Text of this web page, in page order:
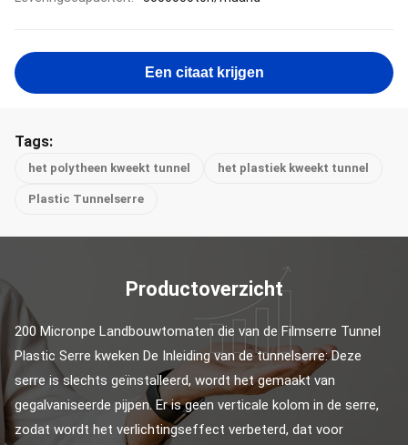
Een citaat krijgen
Tags:
het polytheen kweekt tunnel het plastiek kweekt tunnel
Plastic Tunnelserre
Productoverzicht
200 Micronpe Landbouwtomaten die van de Filmserre Tunnel
Plastic Serre kweken De Inleiding van de tunnelserre: Deze
serre is slechts geïnstalleerd, wordt het gemaakt van
gegalvaniseerde pijpen. Er is geen verticale kolom in de serre,
zodat wordt het verlichtingseffect verbeterd, dat voor